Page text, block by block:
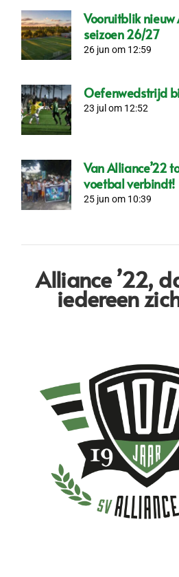
Vooruitblik nieuw
seizoen 26/27
26 jun om 12:59
Oefenwedstrijd
23 jul om 12:52
Van Alliance’22
voetbal verbindt!
25 jun om 10:39
Alliance ’22,
iedereen